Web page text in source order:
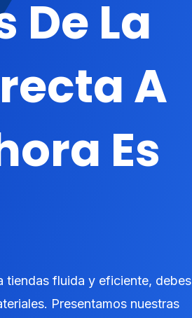
De La
A
Es
tiendas fluida y eficiente, debes
Presentamos nuestras